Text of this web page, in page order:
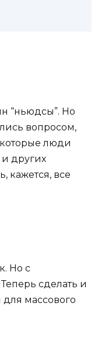
“ньюдсы”. Но
вопросом,
люди
других
кажется, все
Но с
сделать и
для массового